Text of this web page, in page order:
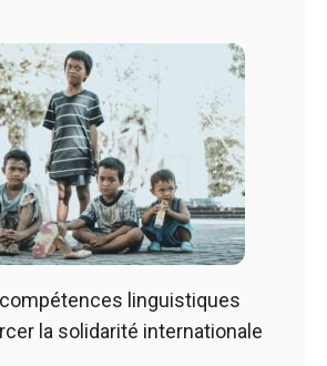
linguistiques
la solidarité internationale